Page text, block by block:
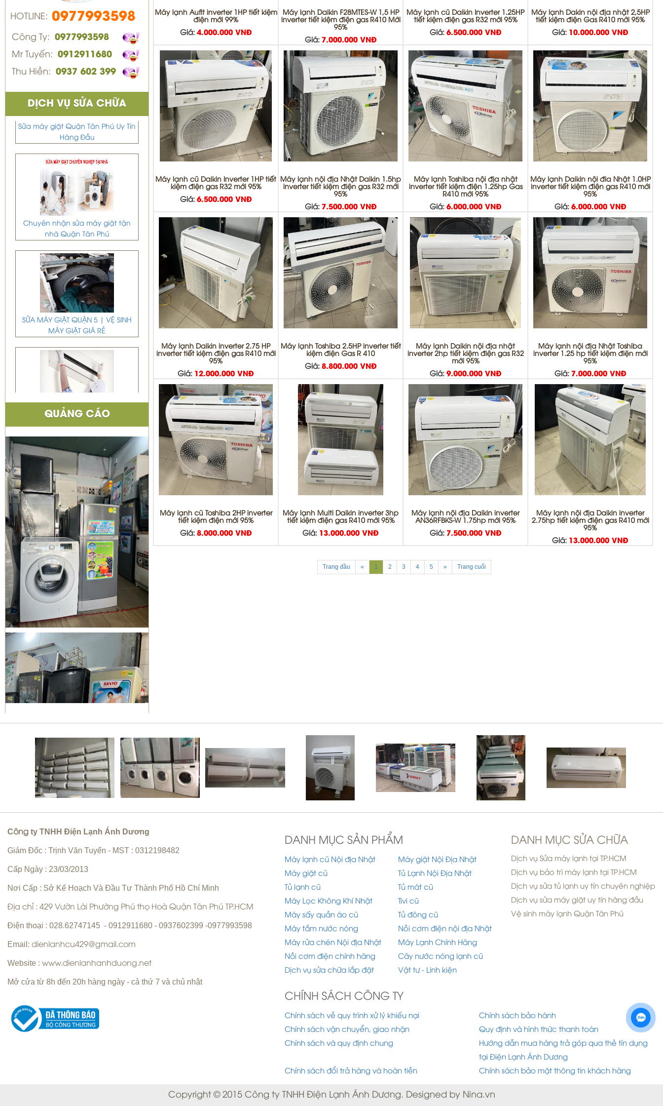
HOTLINE: 0977993598
Công Ty: 0977993598
Mr Tuyến: 0912911680
Thu Hiền: 0937 602 399
DỊCH VỤ SỬA CHỮA
Sửa máy giặt Quận Tân Phú Uy Tín
Hàng Đầu
Chuyên nhận sửa máy giặt tận
nhà Quận Tân Phú
SỬA MÁY GIẶT QUẬN 5 | VỆ SINH
MÁY GIẶT GIÁ RẺ
DỊCH VỤ DI DỜI THÁO VÀ LẮP ĐẶT
MÁY LẠNH QUẬN BÌNH TÂN
Sửa tủ lạnh Quận 1 | Bơm Gas tủ
lạnh Quận 1
Sửa máy giặt Quận 3 | vệ sinh máy
giặt quận 3
Sửa máy giặt Quận 10 | vệ sinh
Bơm gas máy lạnh quận 10
máy lạnh Quận 6 |
Sửa máy lạnh Quận 5 - Bảo trì máy
Sửa máy giặt Quận Tân Phú Uy Tín
Hàng Đầu
QUẢNG CÁO
Máy lạnh Aufit inverter 1HP tiết kiệm
điện mới 99%
Giá: 4.000.000 VNĐ
Máy lạnh Daikin F28MTES-W 1,5 HP
inverter tiết kiệm điện gas R410 Mới
95%
Giá: 7.000.000 VNĐ
Máy lạnh cũ Daikin Inverter 1.25HP
tiết kiệm điện gas R32 mới 95%
Giá: 6.500.000 VNĐ
Máy lạnh Dakin nội địa nhật 2,5HP
tiết kiệm điện Gas R410 mới 95%
Giá: 10.000.000 VNĐ
Máy lạnh cũ Daikin Inverter 1HP tiết
kiệm điện gas R32 mới 95%
Giá: 6.500.000 VNĐ
Máy lạnh nội địa Nhật Daikin 1.5hp
inverter tiết kiệm điện gas R32 mới
95%
Giá: 7.500.000 VNĐ
Máy lạnh Toshiba nội địa nhật
inverter tiết kiệm điện 1.25hp Gas
R410 mới 95%
Giá: 6.000.000 VNĐ
Máy lạnh Daikin nội đia Nhật 1.0HP
inverter tiết kiệm điện gas R410 mới
95%
Giá: 6.000.000 VNĐ
Máy lạnh Daikin inverter 2.75 HP
inverter tiết kiệm điện gas R410 mới
95%
Giá: 12.000.000 VNĐ
Máy lạnh Toshiba 2.5HP inverter tiết
kiệm điện Gas R 410
Giá: 8.800.000 VNĐ
Máy lạnh Daikin nội địa nhật
inverter 2hp tiết kiệm điện gas R32
mới 95%
Giá: 9.000.000 VNĐ
Máy lạnh nội địa Nhật Toshiba
inverter 1.25 hp tiết kiệm điện mới
95%
Giá: 7.000.000 VNĐ
Máy lạnh cũ Toshiba 2HP inverter
tiết kiệm điện mới 95%
Giá: 8.000.000 VNĐ
Máy lạnh Multi Daikin inverter 3hp
tiết kiệm điện gas R410 mới 95%
Giá: 13.000.000 VNĐ
Máy lạnh nội địa Daikin inverter
AN36RFBKS-W 1.75hp mới 95%
Giá: 7.500.000 VNĐ
Máy lạnh nội địa Daikin inverter
2.75hp tiết kiệm điện gas R410 mới
95%
Giá: 13.000.000 VNĐ
Trang đầu « 1 2 3 4 5 » Trang cuối
Công ty TNHH Điện Lạnh Ánh Dương
Giám Đốc : Trịnh Văn Tuyến - MST : 0312198482
Cấp Ngày : 23/03/2013
Nơi Cấp : Sở Kế Hoạch Và Đầu Tư Thành Phố Hồ Chí Minh
Địa chỉ : 429 Vườn Lài Phường Phú thọ Hoà Quận Tân Phú TP.HCM
Điện thoại : 028.62747145 - 0912911680 - 0937602399 -0977993598
Email: dienlanhcu429@gmail.com
Website : www.dienlanhanhduong.net
Mở cửa từ 8h đến 20h hàng ngày - cả thứ 7 và chủ nhật
DANH MỤC SẢN PHẨM
Máy lạnh cũ Nội địa Nhật
Máy giặt Nội Địa Nhật
Máy giặt cũ
Tủ Lạnh Nội Địa Nhật
Tủ lạnh cũ
Tủ mát cũ
Máy Lọc Không Khí Nhật
Tivi cũ
Máy sấy quần áo cũ
Tủ đông cũ
Máy tắm nước nóng
Nồi cơm điện nội địa Nhật
Máy rửa chén Nội địa Nhật
Máy Lạnh Chính Hãng
Nồi cơm điện chính hãng
Cây nước nóng lạnh cũ
Dịch vụ sửa chữa lắp đặt
Vật tư - Linh kiện
DANH MỤC SỬA CHỮA
Dịch vụ Sửa máy lạnh tại TP.HCM
Dịch vụ bảo trì máy lạnh tại TP.HCM
Dịch vụ sửa tủ lạnh uy tín chuyên nghiệp
Dịch vụ sửa máy giặt uy tín hàng đầu
Vệ sinh máy lạnh Quận Tân Phú
CHÍNH SÁCH CÔNG TY
Chính sách về quy trình xử lý khiếu nại
Chính sách bảo hành
Chính sách vận chuyển, giao nhận
Quy định và hình thức thanh toán
Chính sách và quy định chung
Hướng dẫn mua hàng trả góp qua thẻ tín dụng
tại Điện Lạnh Ánh Dương
Chính sách đổi trả hàng và hoàn tiền
Chính sách bảo mật thông tin khách hàng
Copyright © 2015 Công ty TNHH Điện Lạnh Ánh Dương. Designed by Nina.vn